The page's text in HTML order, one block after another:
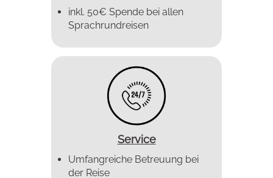
inkl. 50€ Spende bei allen
Sprachrundreisen
Service
Umfangreiche Betreuung bei
der Reise